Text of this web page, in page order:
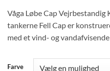
pris
var:
kr.
Våga Løbe Cap
tankerne Fell Cap er
med et vind- og
Farve